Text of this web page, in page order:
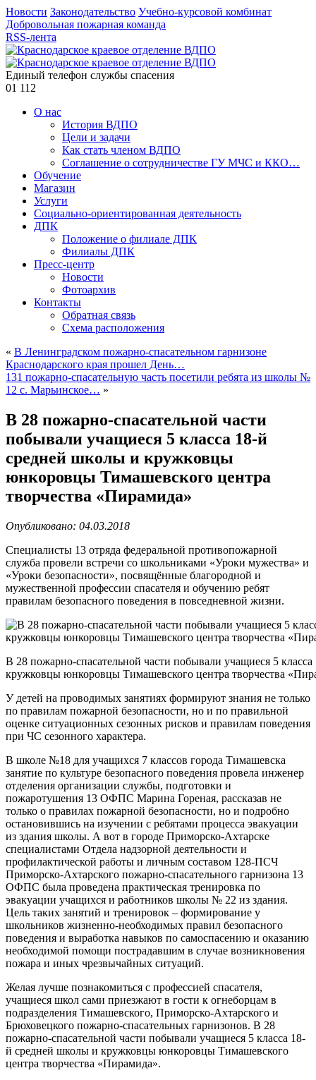
Новости Законодательство Учебно-курсовой комбинат
Добровольная пожарная команда
RSS-лента
Единый телефон службы спасения
01 112
О нас
История ВДПО
Цели и задачи
Как стать членом ВДПО
Соглашение о сотрудничестве ГУ МЧС и ККО…
Обучение
Магазин
Услуги
Социально-ориентированная деятельность
ДПК
Положение о филиале ДПК
Филиалы ДПК
Пресс-центр
Новости
Фотоархив
Контакты
Обратная связь
Схема расположения
« В Ленинградском пожарно-спасательном гарнизоне
Краснодарского края прошел День…
131 пожарно-спасательную часть посетили ребята из школы №
12 с. Марьинское… »
В 28 пожарно-спасательной части
побывали учащиеся 5 класса 18-й
средней школы и кружковцы
юнкоровцы Тимашевского центра
творчества «Пирамида»
Опубликовано: 04.03.2018
Специалисты 13 отряда федеральной противопожарной
служба провели встречи со школьниками «Уроки мужества» и
«Уроки безопасности», посвящённые благородной и
мужественной профессии спасателя и обучению ребят
правилам безопасного поведения в повседневной жизни.
В 28 пожарно-спасательной части побывали учащиеся 5
кружковцы юнкоровцы Тимашевского центра творчества
У детей на проводимых занятиях формируют знания не только
по правилам пожарной безопасности, но и по правильной
оценке ситуационных сезонных рисков и правилам поведения
при ЧС сезонного характера.
В школе №18 для учащихся 7 классов города Тимашевска
занятие по культуре безопасного поведения провела инженер
отделения организации службы, подготовки и
пожаротушения 13 ОФПС Марина Гореная, рассказав не
только о правилах пожарной безопасности, но и подробно
остановившись на изучении с ребятами процесса эвакуации
из здания школы. А вот в городе Приморско-Ахтарске
специалистами Отдела надзорной деятельности и
профилактической работы и личным составом 128-ПСЧ
Приморско-Ахтарского пожарно-спасательного гарнизона 13
ОФПС была проведена практическая тренировка по
эвакуации учащихся и работников школы № 22 из здания.
Цель таких занятий и тренировок – формирование у
школьников жизненно-необходимых правил безопасного
поведения и выработка навыков по самоспасению и оказанию
необходимой помощи пострадавшим в случае возникновения
пожара и иных чрезвычайных ситуаций.
Желая лучше познакомиться с профессией спасателя,
учащиеся школ сами приезжают в гости к огнеборцам в
подразделения Тимашевского, Приморско-Ахтарского и
Брюховецкого пожарно-спасательных гарнизонов. В 28
пожарно-спасательной части побывали учащиеся 5 класса 18-
й средней школы и кружковцы юнкоровцы Тимашевского
центра творчества «Пирамида».